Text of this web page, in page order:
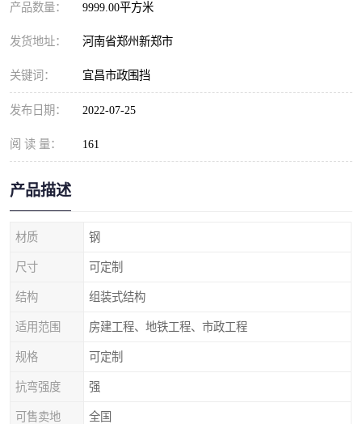
产品数量： 9999.00平方米
发货地址： 河南省郑州新郑市
关键词： 宜昌市政围挡
发布日期： 2022-07-25
阅 读 量： 161
产品描述
材质 钢
尺寸 可定制
结构 组装式结构
适用范围 房建工程、地铁工程、市政工程
规格 可定制
抗弯强度 强
可售卖地 全国